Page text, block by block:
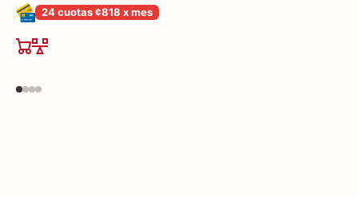
24 cuotas ¢818 x mes